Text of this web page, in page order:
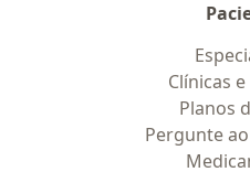
Clínicas
Planos
Pergunte